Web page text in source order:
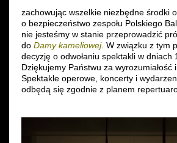
Wynajem kostiumów
Wynajem rekwizytów
Fundusze unijne
zachowując wszelkie niezbędne środki
o bezpieczeństwo zespołu Polskiego
nie jesteśmy w stanie przeprowadzić
do Damy kameliowej. W związku z tym
decyzję o odwołaniu spektakli w dniach
Dziękujemy Państwu za wyrozumiałość
Spektakle operowe, koncerty i
odbędą się zgodnie z planem